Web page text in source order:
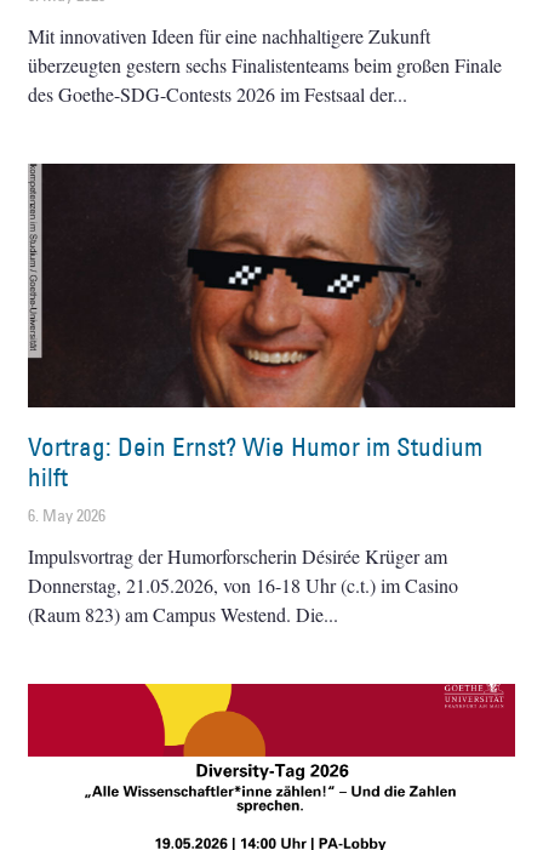
Mit innovativen Ideen für eine nachhaltigere Zukunft
überzeugten gestern sechs Finalistenteams beim großen Finale
des Goethe-SDG-Contests 2026 im Festsaal der
Vortrag: Dein Ernst? Wie Humor im Studium
hilft
6. May 2026
Impulsvortrag der Humorforscherin Désirée Krüger am
Donnerstag, 21.05.2026, von 16-18 Uhr (c.t.) im Casino
(Raum 823) am Campus Westend. Die